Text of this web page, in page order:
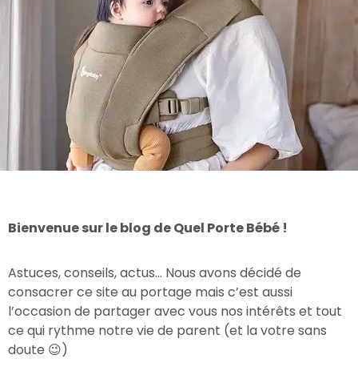
Bienvenue sur le blog de Quel Porte Bébé !
Astuces, conseils, actus… Nous avons décidé de
consacrer ce site au portage mais c’est aussi
l’occasion de partager avec vous nos intérêts et tout
ce qui rythme notre vie de parent (et la votre sans
doute 😉)